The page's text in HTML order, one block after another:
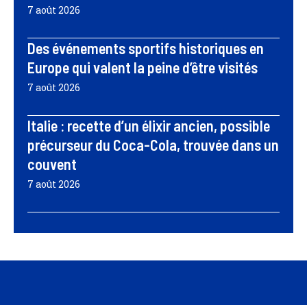
7 août 2026
Des événements sportifs historiques en
Europe qui valent la peine d’être visités
7 août 2026
Italie : recette d’un élixir ancien, possible
précurseur du Coca-Cola, trouvée dans un
couvent
7 août 2026